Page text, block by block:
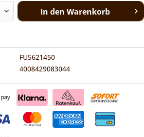
In den Warenkorb
FU5621450
4008429083044